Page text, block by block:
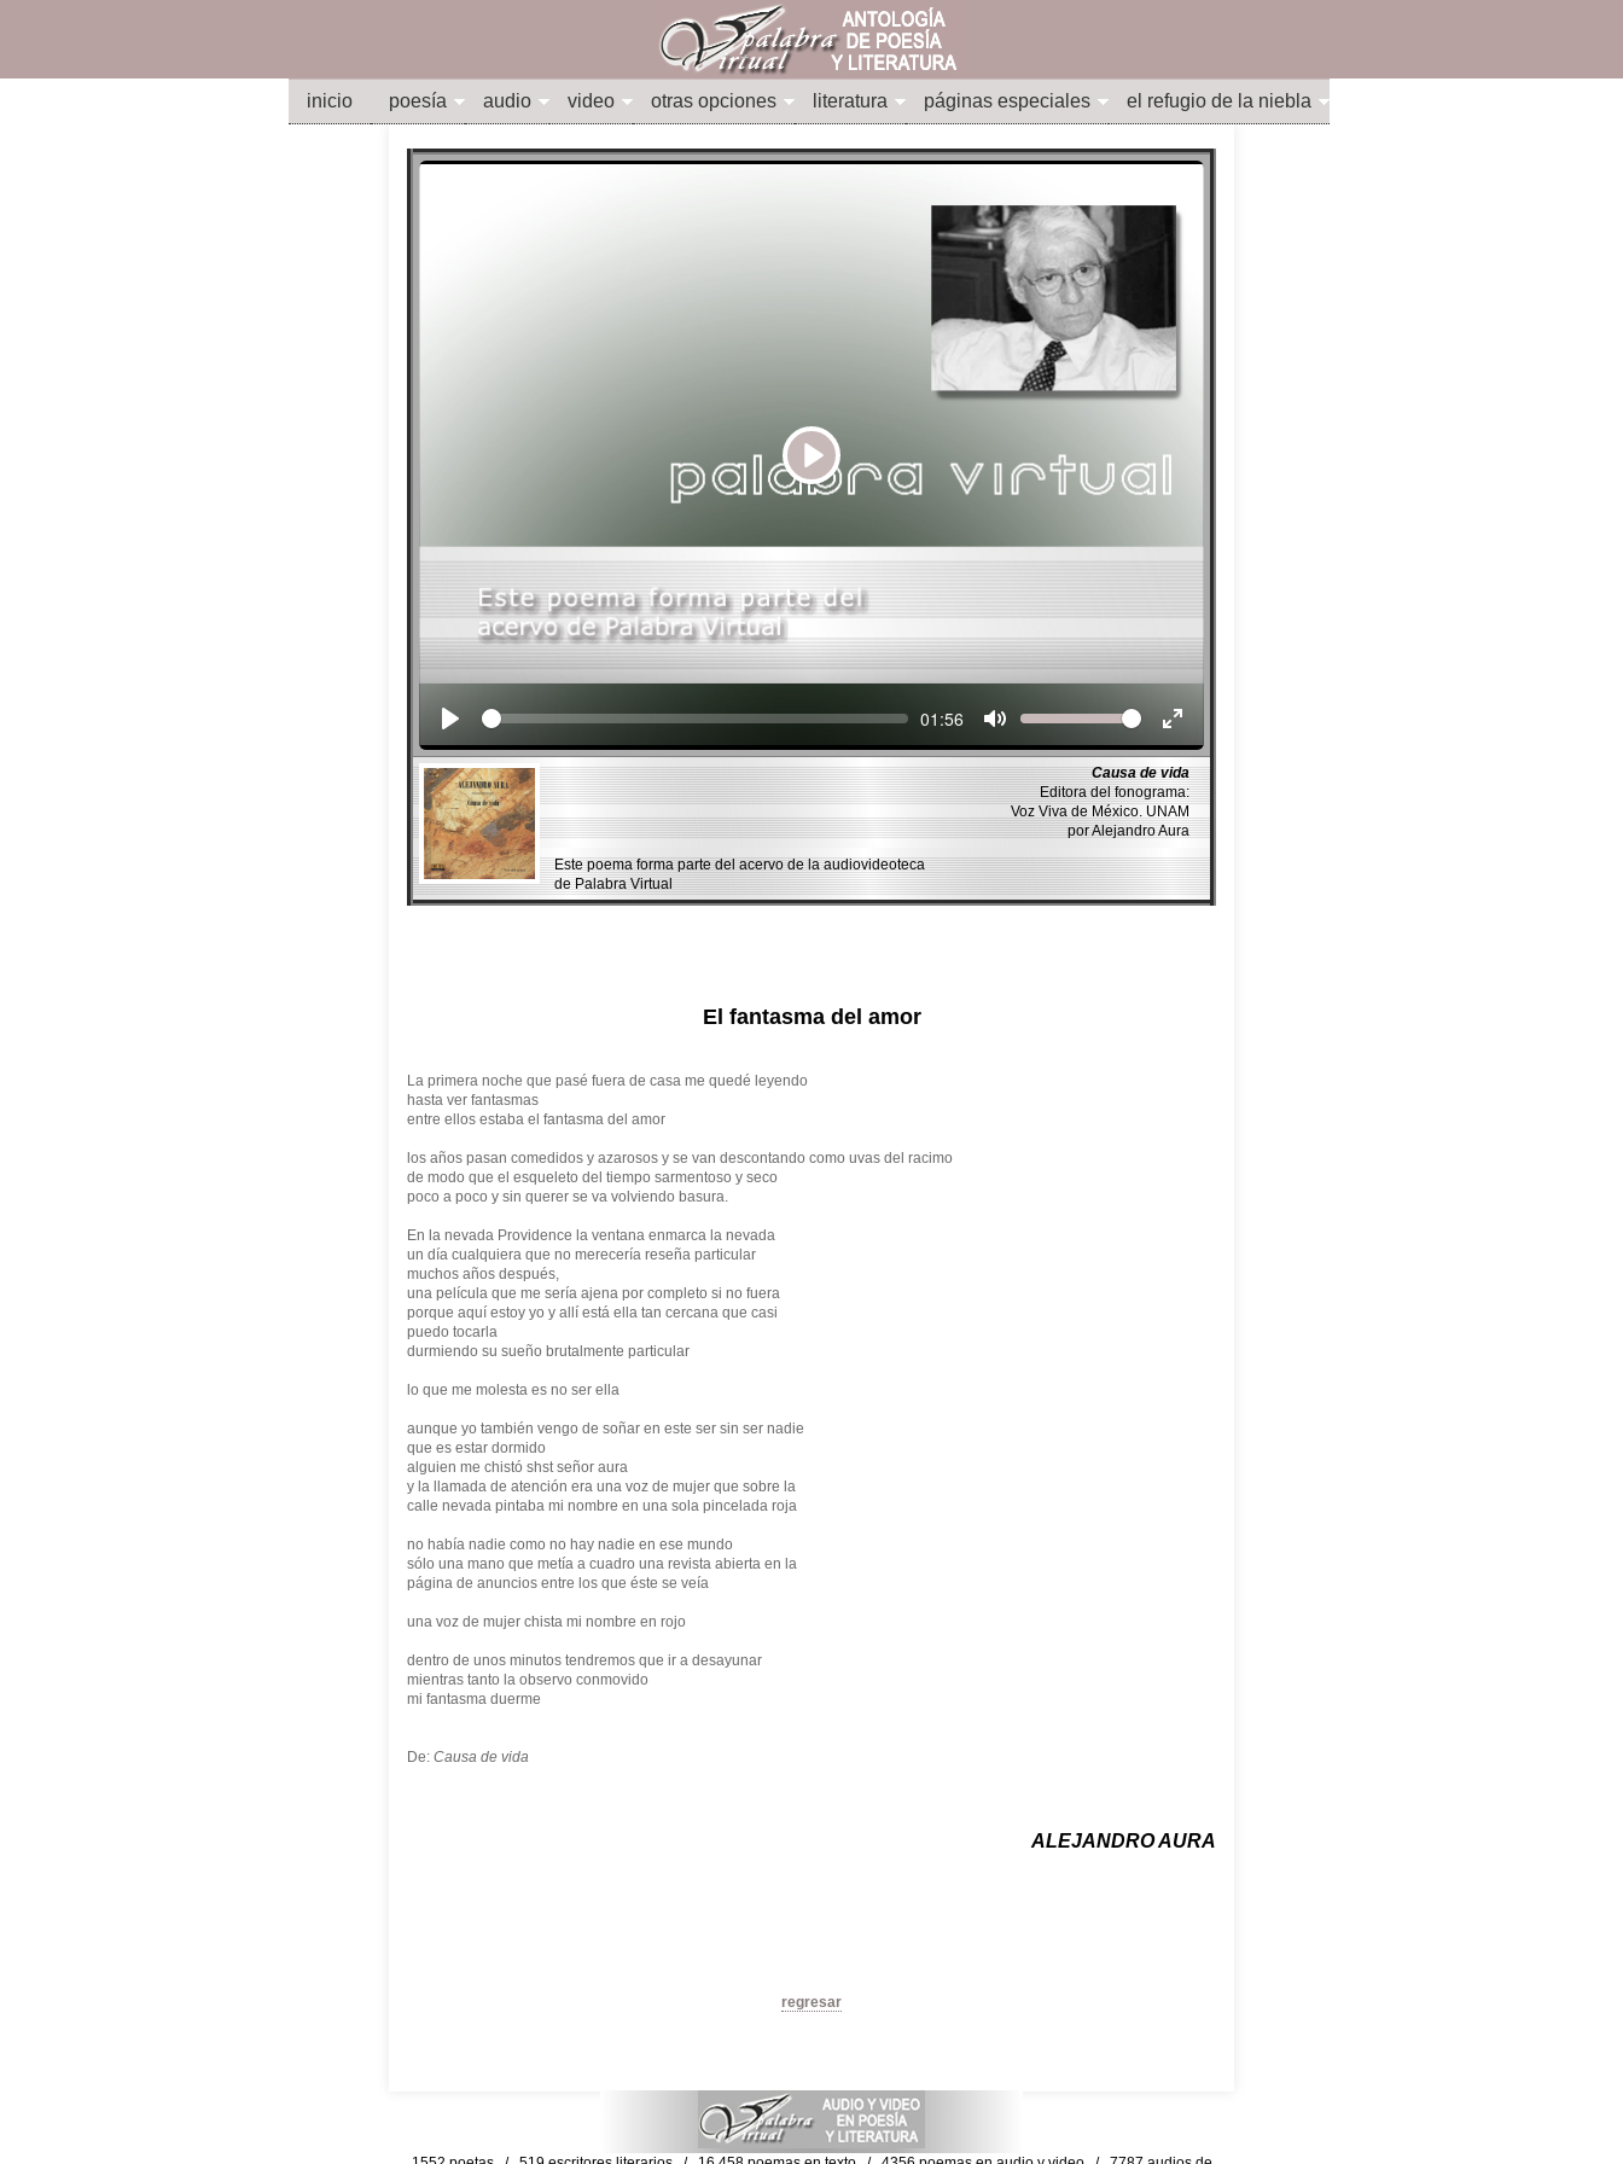
inicio poesía audio video otras opciones literatura páginas especiales el refugio de la niebla
Play
Seek Current
01:56 Volume
Causa de vida
Editora del fonograma:
Voz Viva de México. UNAM
por Alejandro Aura
Este poema forma parte del acervo de la audiovideoteca
de Palabra Virtual
El fantasma del amor
La primera noche que pasé fuera de casa me quedé leyendo
hasta ver fantasmas
entre ellos estaba el fantasma del amor
los años pasan comedidos y azarosos y se van descontando como uvas del racimo
de modo que el esqueleto del tiempo sarmentoso y seco
poco a poco y sin querer se va volviendo basura.
En la nevada Providence la ventana enmarca la nevada
un día cualquiera que no merecería reseña particular
muchos años después,
una película que me sería ajena por completo si no fuera
porque aquí estoy yo y allí está ella tan cercana que casi
puedo tocarla
durmiendo su sueño brutalmente particular
lo que me molesta es no ser ella
aunque yo también vengo de soñar en este ser sin ser nadie
que es estar dormido
alguien me chistó shst señor aura
y la llamada de atención era una voz de mujer que sobre la
calle nevada pintaba mi nombre en una sola pincelada roja
no había nadie como no hay nadie en ese mundo
sólo una mano que metía a cuadro una revista abierta en la
página de anuncios entre los que éste se veía
una voz de mujer chista mi nombre en rojo
dentro de unos minutos tendremos que ir a desayunar
mientras tanto la observo conmovido
mi fantasma duerme
De: Causa de vida
ALEJANDRO AURA
regresar